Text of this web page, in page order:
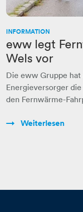
INFORMATION
eww legt
Wels vor
Die eww Gruppe
Energieversorger
den Fernwärme-
Weiterlesen